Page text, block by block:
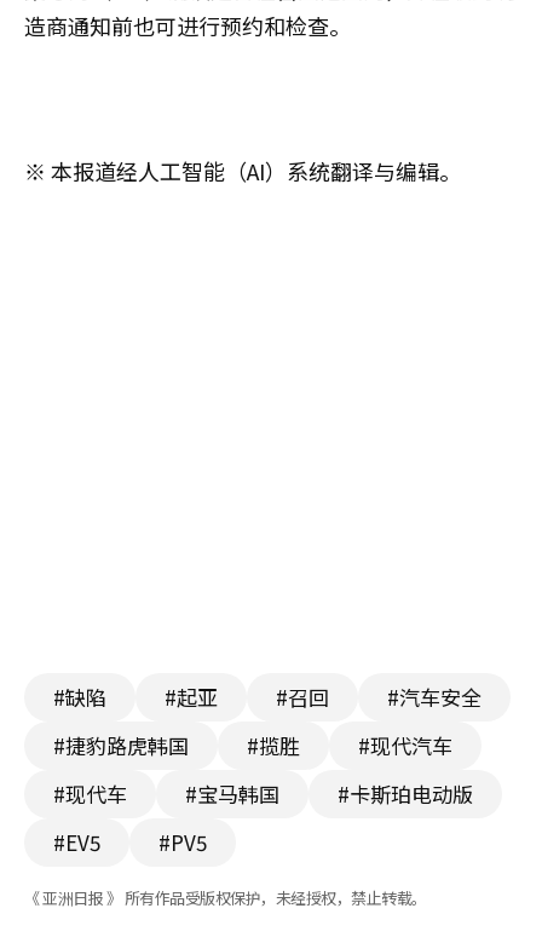
造商通知前也可进行预约和检查。
※ 本报道经人工智能（AI）系统翻译与编辑。
#缺陷 #起亚 #召回
#汽车安全
#捷豹路虎韩国
#揽胜
#现代汽车
#现代车
#宝马韩国
#卡斯珀电动版
#EV5
#PV5
《 亚洲日报 》 所有作品受版权保护，未经授权，禁止转载。